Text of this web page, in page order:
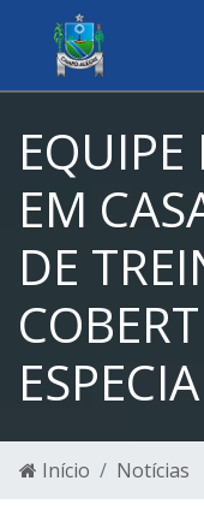
EM
DE
Início Notícias